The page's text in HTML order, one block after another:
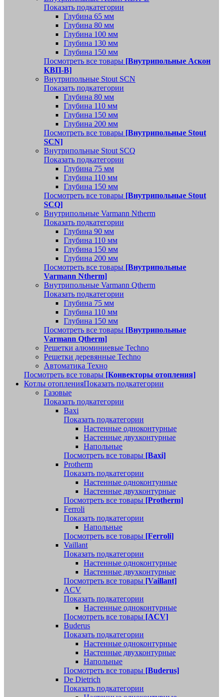
Показать подкатегории
Глубина 65 мм
Глубина 80 мм
Глубина 100 мм
Глубина 130 мм
Глубина 150 мм
Посмотреть все товары [Внутрипольные Аскон
КВП-В]
Внутрипольные Stout SCN
Показать подкатегории
Глубина 80 мм
Глубина 110 мм
Глубина 150 мм
Глубина 200 мм
Посмотреть все товары [Внутрипольные Stout
SCN]
Внутрипольные Stout SCQ
Показать подкатегории
Глубина 75 мм
Глубина 110 мм
Глубина 150 мм
Посмотреть все товары [Внутрипольные Stout
SCQ]
Внутрипольные Varmann Ntherm
Показать подкатегории
Глубина 90 мм
Глубина 110 мм
Глубина 150 мм
Глубина 200 мм
Посмотреть все товары [Внутрипольные
Varmann Ntherm]
Внутрипольные Varmann Qtherm
Показать подкатегории
Глубина 75 мм
Глубина 110 мм
Глубина 150 мм
Посмотреть все товары [Внутрипольные
Varmann Qtherm]
Решетки алюминиевые Techno
Решетки деревянные Techno
Автоматика Техно
Посмотреть все товары [Конвекторы отопления]
Котлы отопленияПоказать подкатегории
Газовые
Показать подкатегории
Baxi
Показать подкатегории
Настенные одноконтурные
Настенные двухконтурные
Напольные
Посмотреть все товары [Baxi]
Protherm
Показать подкатегории
Настенные одноконтунные
Настенные двухконтурные
Посмотреть все товары [Protherm]
Ferroli
Показать подкатегории
Напольные
Посмотреть все товары [Ferroli]
Vaillant
Показать подкатегории
Настенные одноконтурные
Настенные двухконтурные
Посмотреть все товары [Vaillant]
ACV
Показать подкатегории
Настенные одноконтурные
Посмотреть все товары [ACV]
Buderus
Показать подкатегории
Настенные одноконтурные
Настенные двухконтурные
Напольные
Посмотреть все товары [Buderus]
De Dietrich
Показать подкатегории